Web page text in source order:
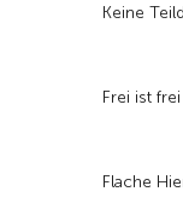
Keine
Frei ist frei
Flache